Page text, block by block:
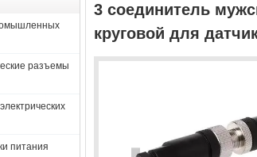
разъемы
питания
3 соединитель
круговой для